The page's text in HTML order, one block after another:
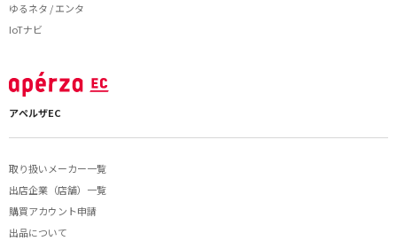
ゆるネタ / エンタ
IoTナビ
アペルザEC
取り扱いメーカー一覧
出店企業（店舗）一覧
購買アカウント申請
出品について